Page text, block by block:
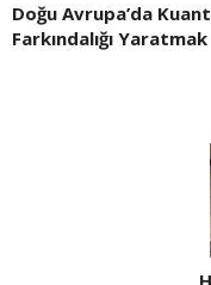
Doğu Avrupa’da
Farkındalığı Yaratmak